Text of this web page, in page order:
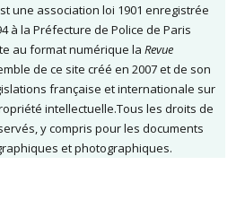
une association loi 1901 enregistrée
à la Préfecture de Police de Paris
au format numérique la Revue
de ce site créé en 2007 et de son
française et internationale sur
intellectuelle.Tous les droits de
y compris pour les documents
et photographiques.